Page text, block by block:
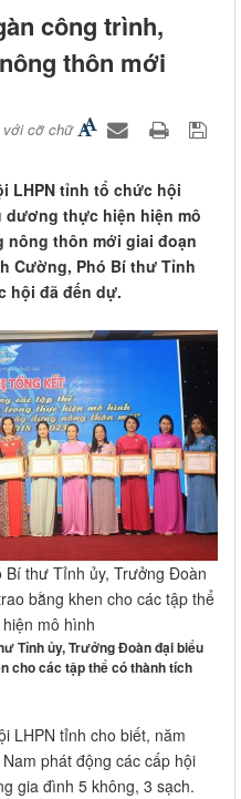
công trình,
thôn mới
với cỡ chữ
LHPN tỉnh tổ chức hội
thực hiện hiện mô
nông thôn mới giai đoạn
Cường, Phó Bí thư Tỉnh
hội đã đến dự.
thư Tỉnh ủy, Trưởng Đoàn
bằng khen cho các tập thể
mô hình
Tỉnh ủy, Trưởng Đoàn đại biểu
cho các tập thể có thành tích
LHPN tỉnh cho biết, năm
phát động các cấp hội
gia đình 5 không, 3 sạch.